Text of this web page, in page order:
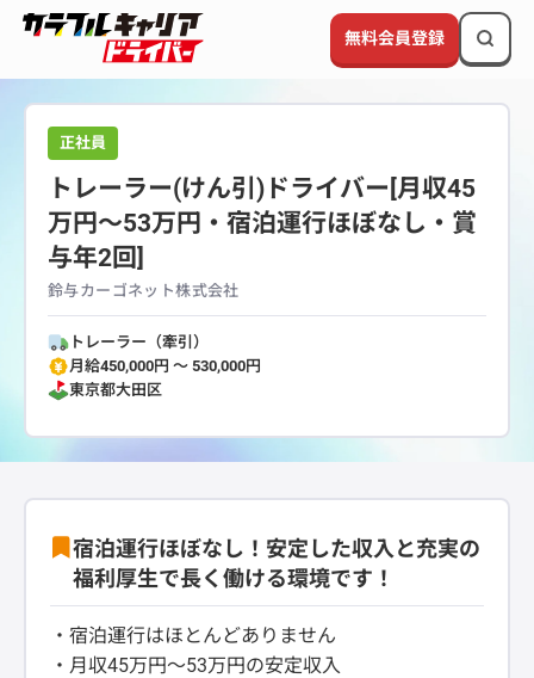
無料会員登録
正社員
トレーラー(けん引)ドライバー[月収45
万円～53万円・宿泊運行ほぼなし・賞
与年2回]
鈴与カーゴネット株式会社
トレーラー（牽引）
月給450,000円 〜 530,000円
東京都大田区
宿泊運行ほぼなし！安定した収入と充実の
福利厚生で長く働ける環境です！
・宿泊運行はほとんどありません
・月収45万円～53万円の安定収入